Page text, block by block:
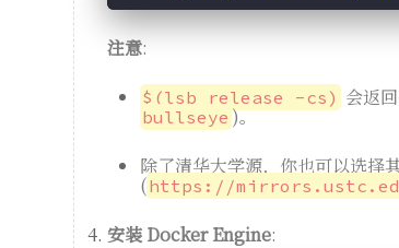
注意:
$(lsb_release -cs) 会返
bullseye )。
除了清华大学源，你也可以选择
(https://
安装 Docker Engine: